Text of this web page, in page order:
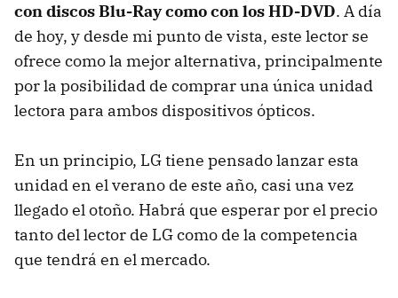
con discos Blu-Ray como con los HD-DVD. A día
de hoy, y desde mi punto de vista, este lector se
ofrece como la mejor alternativa, principalmente
por la posibilidad de comprar una única unidad
lectora para ambos dispositivos ópticos.
En un principio, LG tiene pensado lanzar esta
unidad en el verano de este año, casi una vez
llegado el otoño. Habrá que esperar por el precio
tanto del lector de LG como de la competencia
que tendrá en el mercado.